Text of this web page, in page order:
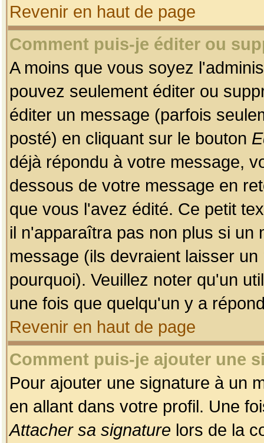
Revenir en haut de page
Comment puis-je éditer ou
A moins que vous soyez
pouvez seulement éditer ou
éditer un message (parfois
posté) en cliquant sur le bouton
déjà répondu à votre message,
dessous de votre message en
que vous l'avez édité. Ce petit
il n'apparaîtra pas non plus si un
message (ils devraient laisser
pourquoi). Veuillez noter qu'un
une fois que quelqu'un y a
Revenir en haut de page
Comment puis-je ajouter une
Pour ajouter une signature à un
en allant dans votre profil. Une
Attacher sa signature lors de la